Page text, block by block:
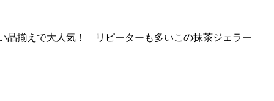
品揃えで大人気！ リピーターも多いこの抹茶ジェラー